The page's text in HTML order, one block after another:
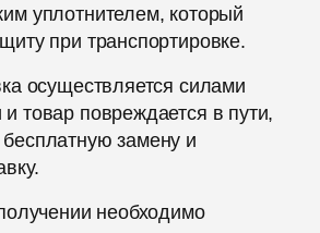
уплотнителем, который
при транспортировке.
осуществляется силами
товар повреждается в пути,
замену и
необходимо